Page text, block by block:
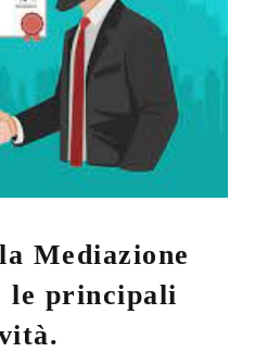
Mediazione
le principali